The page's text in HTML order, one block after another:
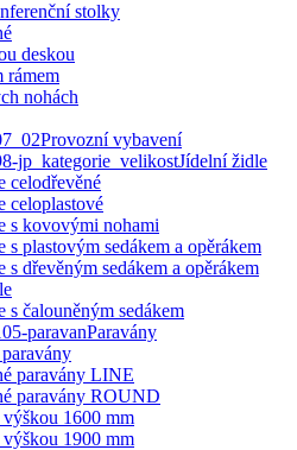
stolky
deskou
rámem
nohách
Provozní vybavení
Jídelní židle
celodřevěné
celoplastové
s kovovými nohami
s plastovým sedákem a opěrákem
s dřevěným sedákem a opěrákem
s čalouněným sedákem
Paravány
paravány LINE
paravány ROUND
výškou 1600 mm
výškou 1900 mm